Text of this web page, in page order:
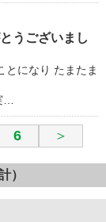
うございまし
とになり たまたま
6 ＞
）